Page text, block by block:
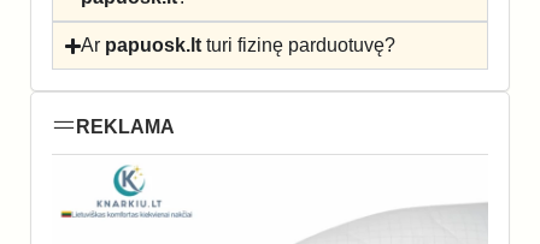
Ar papuosk.lt turi fizinę parduotuvę?
REKLAMA